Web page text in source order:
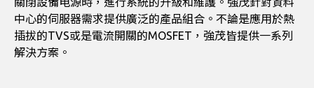
中心的伺服器需求提供廣泛的產品組合。不論是應用於熱
插拔的TVS或是電流開關的MOSFET，強茂皆提供一系列
解決方案。